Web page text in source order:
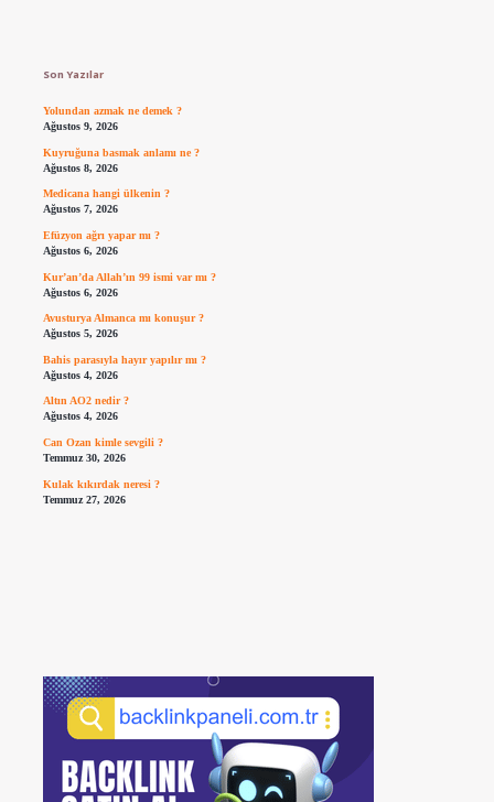
Son Yazılar
Yolundan azmak ne demek ?
Ağustos 9, 2026
Kuyruğuna basmak anlamı ne ?
Ağustos 8, 2026
Medicana hangi ülkenin ?
Ağustos 7, 2026
Efüzyon ağrı yapar mı ?
Ağustos 6, 2026
Kur’an’da Allah’ın 99 ismi var mı ?
Ağustos 6, 2026
Avusturya Almanca mı konuşur ?
Ağustos 5, 2026
Bahis parasıyla hayır yapılır mı ?
Ağustos 4, 2026
Altın AO2 nedir ?
Ağustos 4, 2026
Can Ozan kimle sevgili ?
Temmuz 30, 2026
Kulak kıkırdak neresi ?
Temmuz 27, 2026